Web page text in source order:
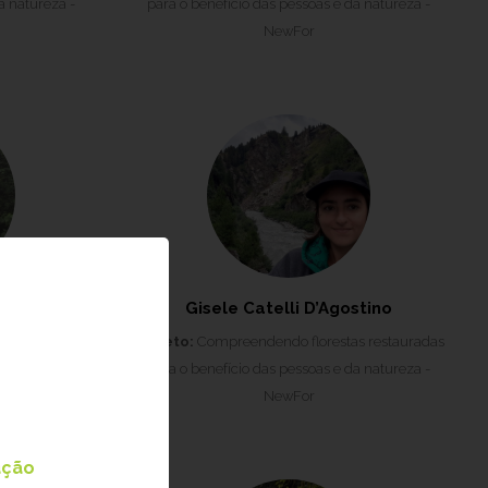
natureza -
para o benefício das pessoas e da natureza -
NewFor
da Mata
Gisele Catelli D’Agostino
Projeto: Compreendendo florestas restauradas
para o benefício das pessoas e da natureza -
NewFor